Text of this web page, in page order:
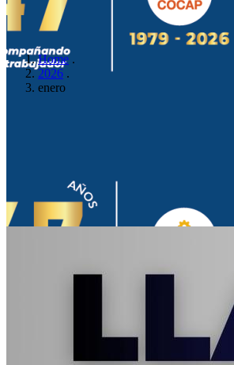
Home.
2026 .
enero